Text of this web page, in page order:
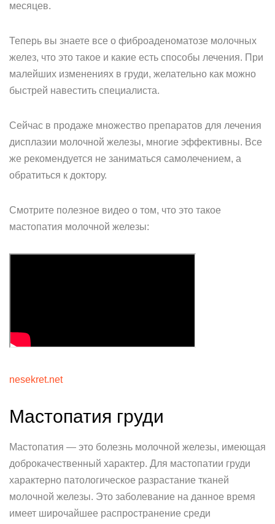
месяцев.
Теперь вы знаете все о фиброаденоматозе молочных
желез, что это такое и какие есть способы лечения. При
малейших изменениях в груди, желательно как можно
быстрей навестить специалиста.
Сейчас в продаже множество препаратов для лечения
дисплазии молочной железы, многие эффективны. Все
же рекомендуется не заниматься самолечением, а
обратиться к доктору.
Смотрите полезное видео о том, что это такое
мастопатия молочной железы:
nesekret.net
Мастопатия груди
Мастопатия — это болезнь молочной железы, имеющая
доброкачественный характер. Для мастопатии груди
характерно патологическое разрастание тканей
молочной железы. Это заболевание на данное время
имеет широчайшее распространение среди